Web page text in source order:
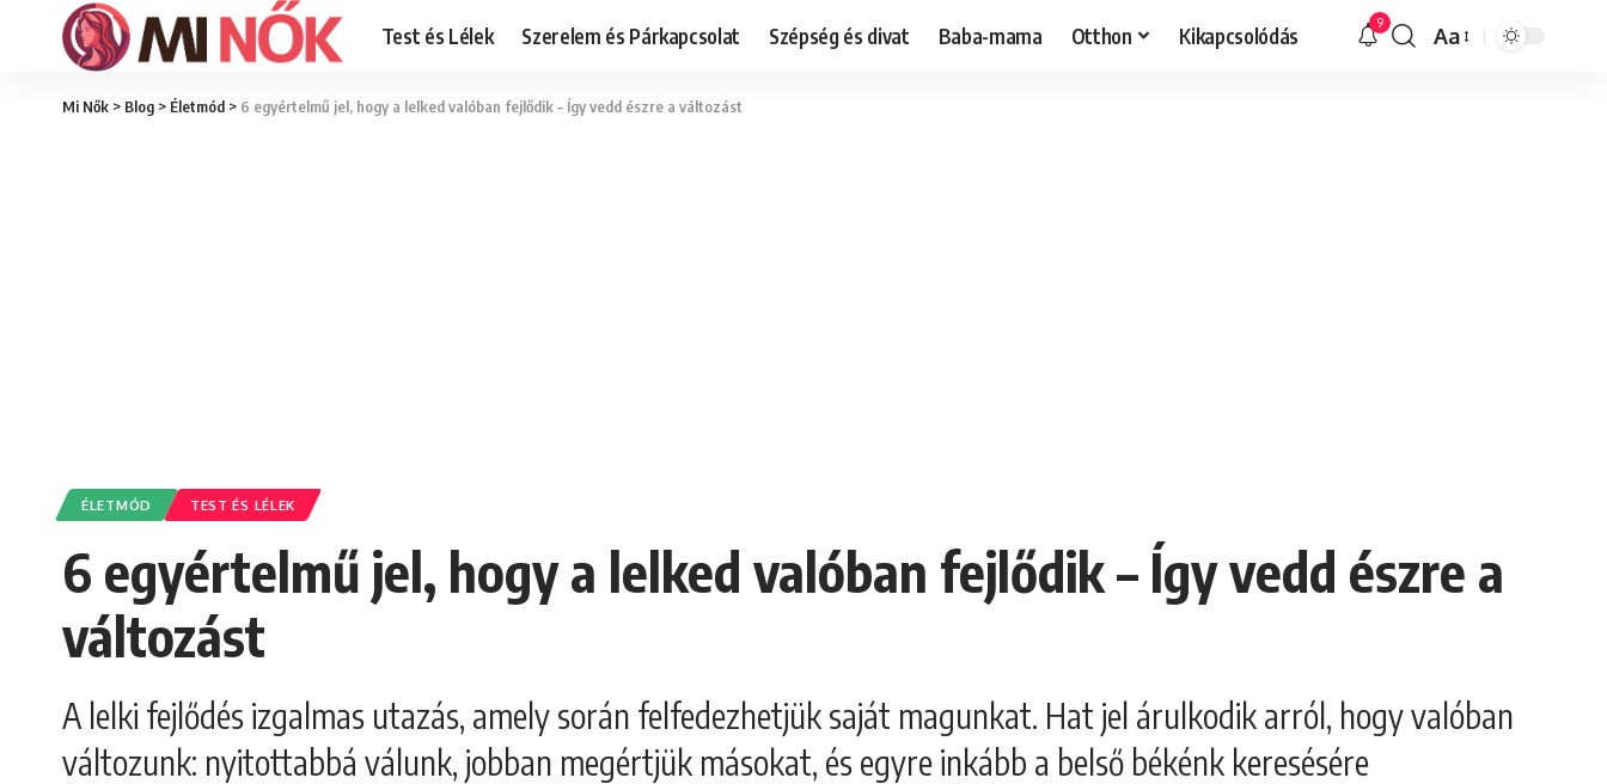
Test és Lélek Szerelem és Párkapcsolat Szépség és divat Baba-mama Otthon Kikapcsolódás 9
Font
Aa
Mi Nők > Blog > Életmód > 6 egyértelmű jel, hogy a lelked valóban fejlődik – Így vedd észre a változást
ÉLETMÓD TEST ÉS LÉLEK
6 egyértelmű jel, hogy a lelked valóban fejlődik – Így vedd észre a
változást
A lelki fejlődés izgalmas utazás, amely során felfedezhetjük saját magunkat. Hat jel árulkodik arról, hogy valóban
változunk: nyitottabbá válunk, jobban megértjük másokat, és egyre inkább a belső békénk keresésére